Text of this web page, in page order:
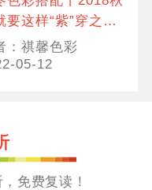
要这样“紫”穿之
衣草紫
：祺馨色彩
05-12
免费复读！